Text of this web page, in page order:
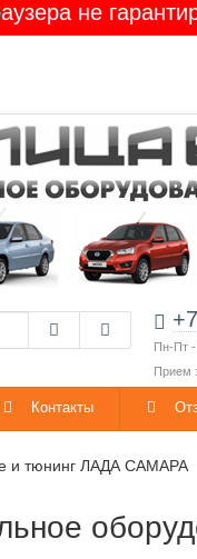
не
/ XRAY /
Пн-Пт -
Прием
Контакты
и тюнинг ЛАДА САМАРА